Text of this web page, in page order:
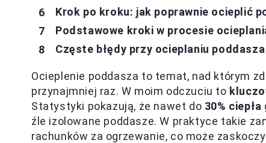
Krok po kroku: jak poprawnie ocieplić
Podstawowe kroki w procesie
Częste błędy przy ocieplaniu
Ocieplenie poddasza to temat, nad którym
przynajmniej raz. W moim odczuciu to
Statystyki pokazują, że nawet do 30% ciepła
źle izolowane poddasze. W praktyce takie
rachunków za ogrzewanie, co może